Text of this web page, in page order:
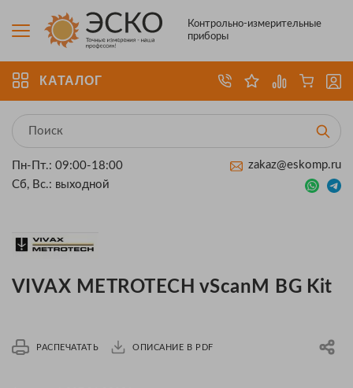
Контрольно-измерительные
приборы
КАТАЛОГ
Пн-Пт.: 09:00-18:00
Сб, Вс.: выходной
zakaz@eskomp.ru
VIVAX METROTECH vScanM BG Kit
РАСПЕЧАТАТЬ ОПИСАНИЕ В PDF